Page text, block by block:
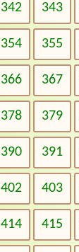
342 343
354 355
366 367
378 379
390 391
402 403
414 415